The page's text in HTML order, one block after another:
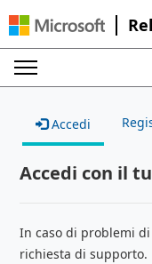
Accedi
Accedi con il
In caso di problemi
richiesta di supporto.